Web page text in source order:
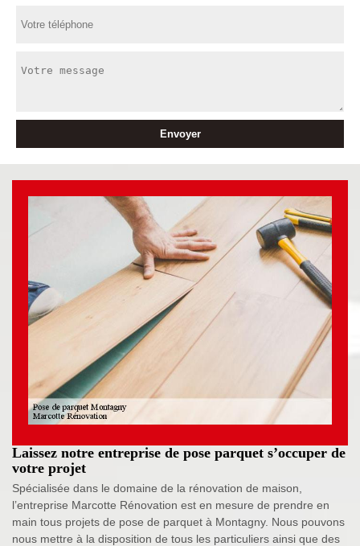
Laissez notre entreprise de pose parquet s’occuper de
votre projet
Spécialisée dans le domaine de la rénovation de maison,
l’entreprise Marcotte Rénovation est en mesure de prendre en
main tous projets de pose de parquet à Montagny. Nous pouvons
nous mettre à la disposition de tous les particuliers ainsi que des